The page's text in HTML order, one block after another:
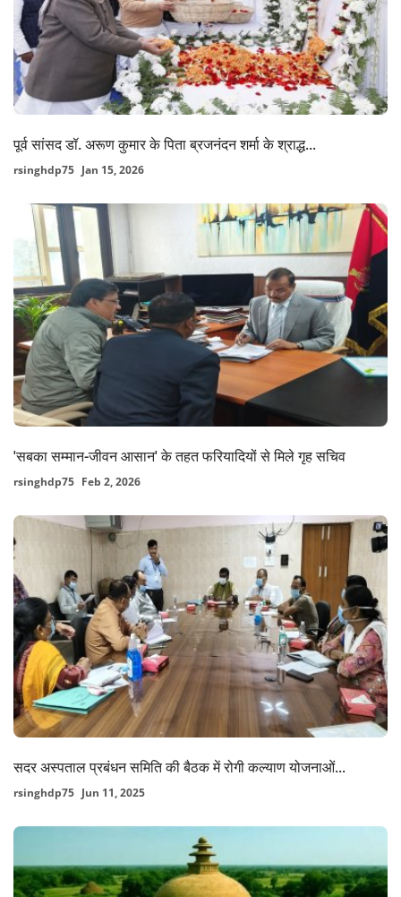
पूर्व सांसद डॉ. अरूण कुमार के पिता ब्रजनंदन शर्मा के श्राद्ध...
rsinghdp75 Jan 15, 2026
'सबका सम्मान-जीवन आसान' के तहत फरियादियों से मिले गृह सचिव
rsinghdp75 Feb 2, 2026
सदर अस्पताल प्रबंधन समिति की बैठक में रोगी कल्याण योजनाओं...
rsinghdp75 Jun 11, 2025